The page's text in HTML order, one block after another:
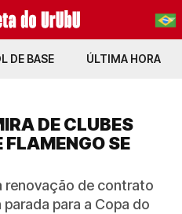
PT-BR
DE BASE ÚLTIMA HORA
DE CLUBES
SE
renovação de contrato
para a Copa do